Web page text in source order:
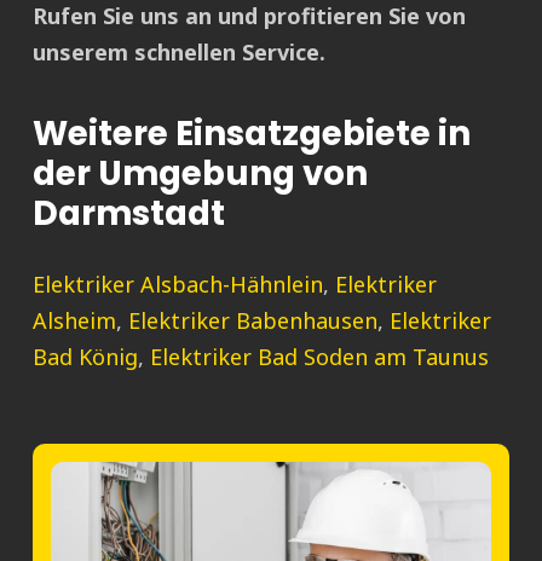
Rufen Sie uns an und profitieren Sie von
unserem schnellen Service.
Weitere Einsatzgebiete in
der Umgebung von
Darmstadt
Elektriker Alsbach-Hähnlein, Elektriker
Alsheim, Elektriker Babenhausen, Elektriker
Bad König, Elektriker Bad Soden am Taunus